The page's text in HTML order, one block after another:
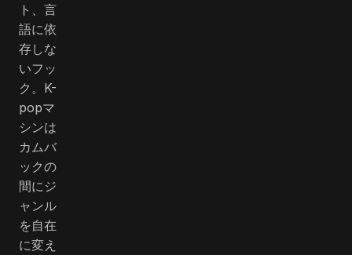
ト、言
語に依
存しな
いフッ
ク。K-
popマ
シンは
カムバ
ックの
間にジ
ャンル
を自在
に変え